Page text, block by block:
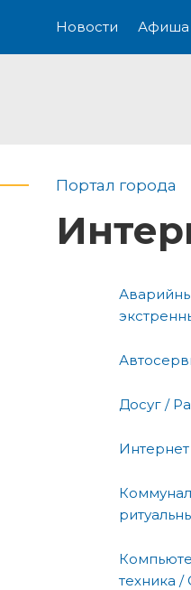
Новости Афиша
Портал города
Досуг /
Интернет
техника /